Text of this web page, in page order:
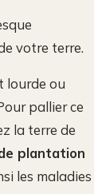
votre terre.
lourde ou
pallier ce
la terre de
plantation
les maladies